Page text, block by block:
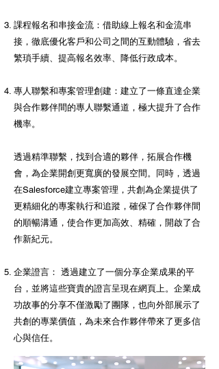
課程報名和串接金流：借助線上報名和金流串
接，徹底優化客戶和公司之間的互動體驗，省去
繁瑣手續、提高報名效率、降低行政成本。
專人聯繫和專案管理創建：建立了一條直達企業
與合作夥伴間的專人聯繫通道，極大提升了合作
機率。
透過精準聯繫，找到合適的夥伴，拓展合作機
會，為企業開創更寬廣的發展空間。同時，透過
在Salesforce建立專案管理，共創為企業提供了
更精細化的專案執行和追蹤，確保了合作夥伴間
的順暢溝通，使合作更加高效、精確，開啟了合
作新紀元。
企業證言： 透過建立了一個分享企業成果的平
台，並將這些寶貴的證言呈現在網頁上。企業成
功故事的分享不僅激勵了團隊，也向外部展示了
共創的專業價值，為未來合作夥伴帶來了更多信
心與信任。